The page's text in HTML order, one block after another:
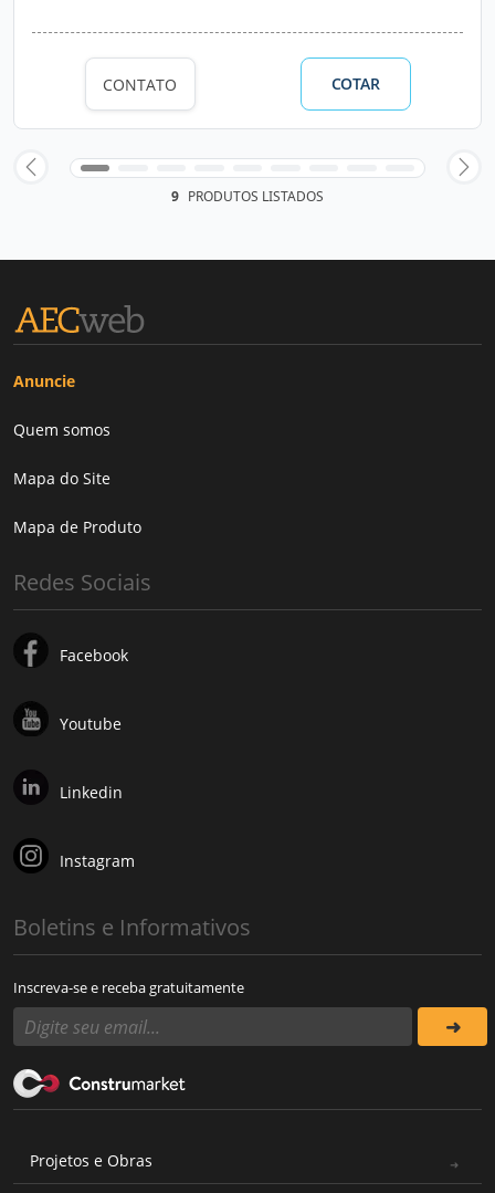
CONTATO COTAR
9 PRODUTOS LISTADOS
Anuncie
Quem somos
Mapa do Site
Mapa de Produto
Redes Sociais
Facebook
Youtube
Linkedin
Instagram
Boletins e Informativos
Inscreva-se e receba gratuitamente
Projetos e Obras